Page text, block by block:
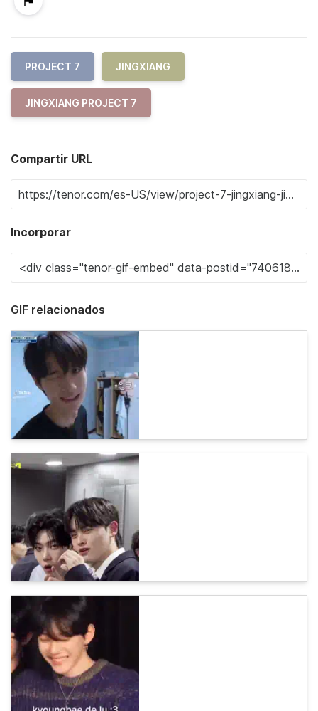
PROJECT 7 JINGXIANG
JINGXIANG PROJECT 7
Compartir URL
Incorporar
GIF relacionados